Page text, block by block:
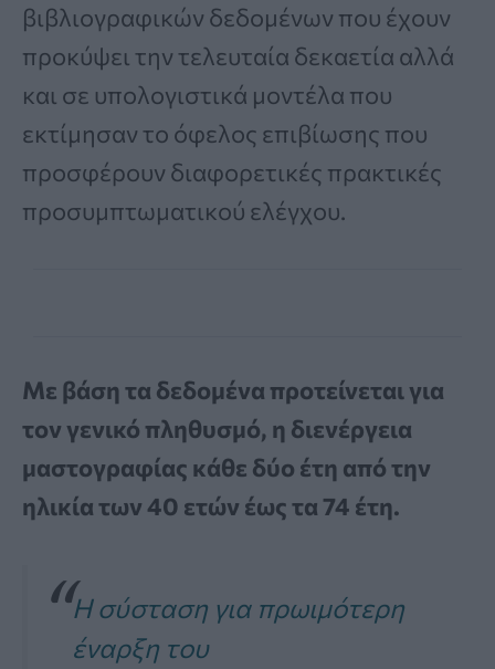
βιβλιογραφικών δεδομένων που έχουν
προκύψει την τελευταία δεκαετία αλλά
και σε υπολογιστικά μοντέλα που
εκτίμησαν το όφελος επιβίωσης που
προσφέρουν διαφορετικές πρακτικές
προσυμπτωματικού ελέγχου.
Με βάση τα δεδομένα προτείνεται για
τον γενικό πληθυσμό, η διενέργεια
μαστογραφίας κάθε δύο έτη από την
ηλικία των 40 ετών έως τα 74 έτη.
Η σύσταση για πρωιμότερη
έναρξη του